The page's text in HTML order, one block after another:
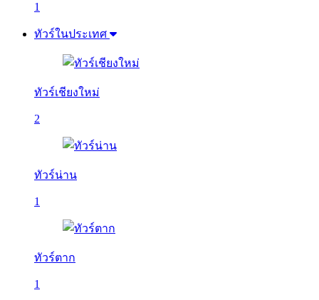
1
ทัวร์ในประเทศ
ทัวร์เชียงใหม่
2
ทัวร์น่าน
1
ทัวร์ตาก
1